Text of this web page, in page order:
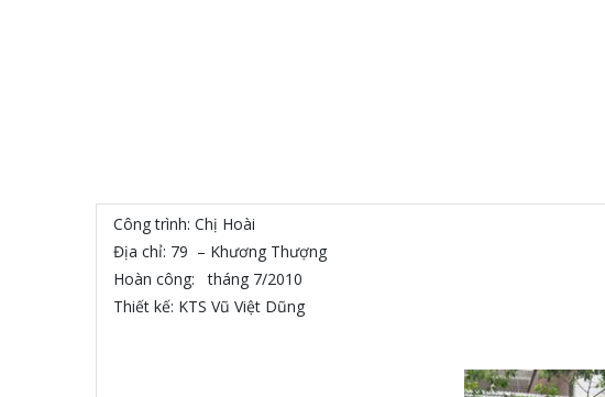
Công trình: Chị Hoài
Địa chỉ: 79 – Khương Thượng
Hoàn công: tháng 7/2010
Thiết kế: KTS Vũ Việt Dũng